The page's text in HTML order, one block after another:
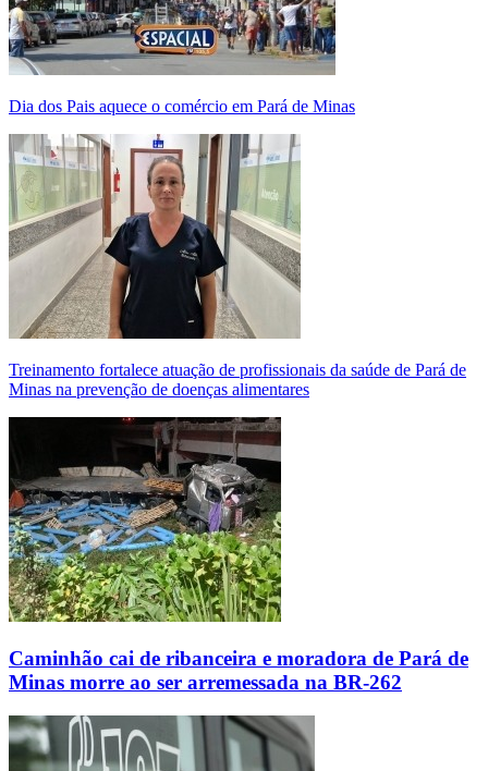
Dia dos Pais aquece o comércio em Pará de Minas
Treinamento fortalece atuação de profissionais da saúde de Pará de
Minas na prevenção de doenças alimentares
Caminhão cai de ribanceira e moradora de Pará de
Minas morre ao ser arremessada na BR-262